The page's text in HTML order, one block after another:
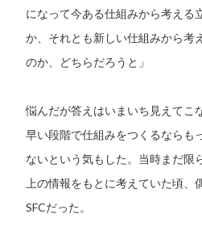
になって今ある仕組みから考える
か、それとも新しい仕組みから考
のか、どちらだろうと」
悩んだが答えはいまいち見えてこ
早い段階で仕組みをつくるならも
ないという気もした。当時まだ限
上の情報をもとに考えていた頃
SFCだった。